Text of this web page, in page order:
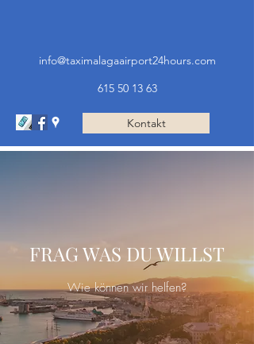
info@taximalagaairport24hours.com
615 50 13 63
Kontakt
FRAG WAS DU WILLST
Wie können wir helfen?